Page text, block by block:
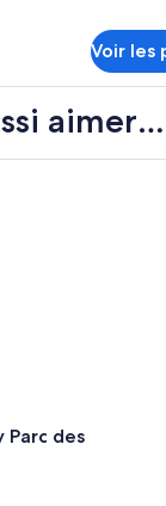
Voir les
aimer…
Parc des
des